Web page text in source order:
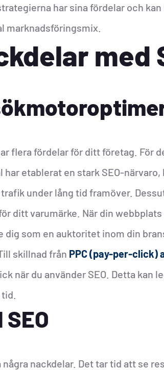
har sina fördelar och
marknadsföringsmix.
med
flera fördelar för ditt företag. För
etablerat en stark SEO-närvaro,
under lång tid framöver.
ditt varumärke. När din
som en auktoritet inom din
skillnad från PPC (pay-per-click)
när du använder SEO. Detta kan
nackdelar. Det tar tid att se